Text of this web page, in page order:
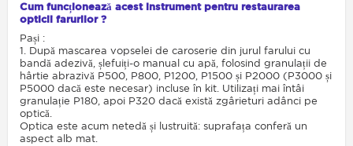
Cum funcționează acest instrument pentru restaurarea
opticii farurilor ?
Pași :
1. După mascarea vopselei de caroserie din jurul farului cu
bandă adezivă, șlefuiți-o manual cu apă, folosind granulații de
hârtie abrazivă P500, P800, P1200, P1500 și P2000 (P3000 și
P5000 dacă este necesar) incluse în kit. Utilizați mai întâi
granulație P180, apoi P320 dacă există zgârieturi adânci pe
optică.
Optica este acum netedă și lustruită: suprafața conferă un
aspect alb mat.